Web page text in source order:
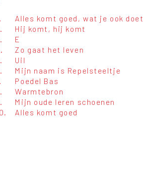
Alles komt goed, wat je ook doet
Hij komt, hij komt
E
Zo gaat het leven
Uil
Mijn naam is Repelsteeltje
Poedel Bas
Warmtebron
Mijn oude leren schoenen
Alles komt goed